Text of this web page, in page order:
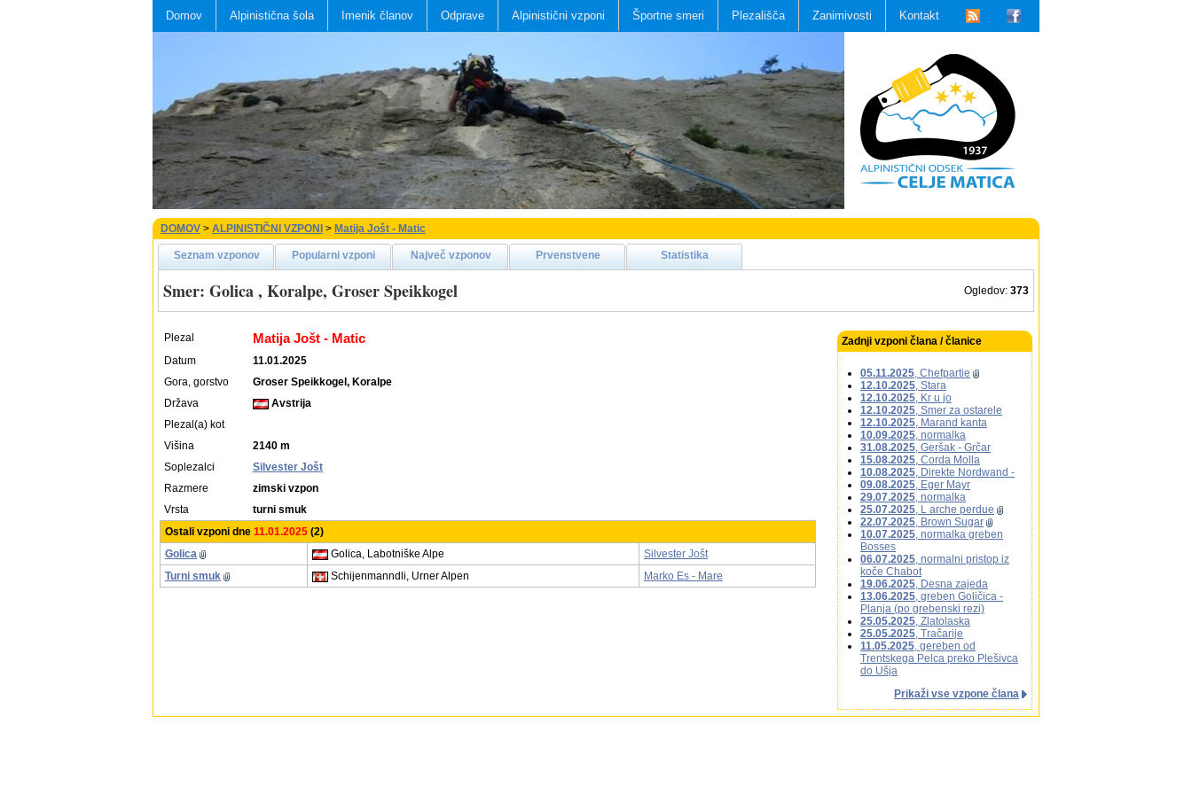
Domov Alpinistična šola Imenik članov Odprave Alpinistični vzponi Športne smeri Plezališča Zanimivosti Kontakt
DOMOV > ALPINISTIČNI VZPONI > Matija Jošt - Matic
Seznam vzponov Popularni vzponi Največ vzponov Prvenstvene Statistika
Smer: Golica , Koralpe, Groser Speikkogel Ogledov: 373
Plezal Matija Jošt - Matic
Datum
11.01.2025
Gora, gorstvo
Groser Speikkogel, Koralpe
Država
Avstrija
Plezal(a) kot
Višina
2140 m
Soplezalci
Silvester Jošt
Razmere
zimski vzpon
Vrsta
turni smuk
Ostali vzponi dne 11.01.2025 (2)
Golica
Golica, Labotniške Alpe
Silvester Jošt
Turni smuk
Schijenmanndli, Urner Alpen Marko Es - Mare
Zadnji vzponi člana / članice
05.11.2025, Chefpartie
12.10.2025, Stara
12.10.2025, Kr u jo
12.10.2025, Smer za ostarele
12.10.2025, Marand kanta
10.09.2025, normalka
31.08.2025, Geršak - Grčar
15.08.2025, Corda Molla
10.08.2025, Direkte Nordwand -
09.08.2025, Eger Mayr
29.07.2025, normalka
25.07.2025, L arche perdue
22.07.2025, Brown Sugar
10.07.2025, normalka greben
Bosses
06.07.2025, normalni pristop iz
koče Chabot
19.06.2025, Desna zajeda
13.06.2025, greben Goličica -
Planja (po grebenski rezi)
25.05.2025, Zlatolaska
25.05.2025, Tračarije
11.05.2025, gereben od
Trentskega Pelca preko Plešivca
do Ušja
Prikaži vse vzpone člana